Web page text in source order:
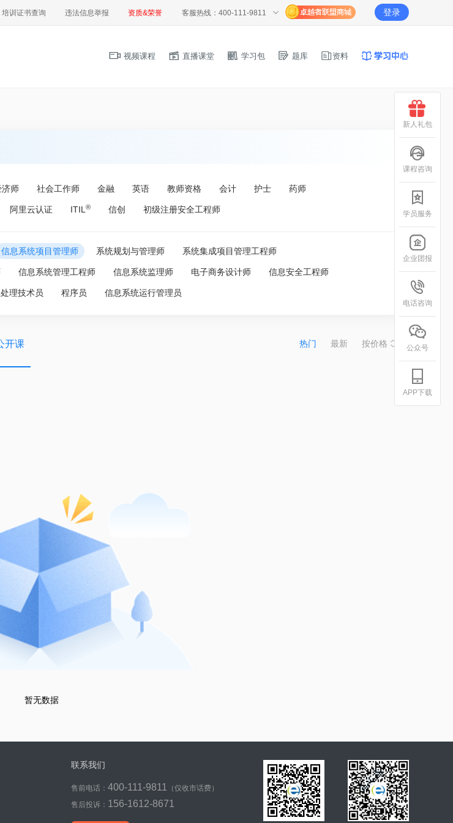
培训证书查询 违法信息举报 资质&荣誉 客服热线：400-111-9811 登录
视频课程 直播课堂 学习包 题库 资料
济师 社会工作师 金融 英语 教师资格 会计 护士 药师
阿里云认证 ITIL ® 信创 初级注册安全工程师
信息系统项目管理师 系统规划与管理师 系统集成项目管理工程师
信息系统管理工程师 信息系统监理师 电子商务设计师 信息安全工程师
理技术员 程序员 信息系统运行管理员
开课 热门 最新 按价格
暂无数据
联系我们
售前电话： 400-111-9811
（仅收市话费）
售后投诉： 156-1612-8671
新人礼包
课程咨询
学员服务
企业团报
电话咨询
公众号
APP下载